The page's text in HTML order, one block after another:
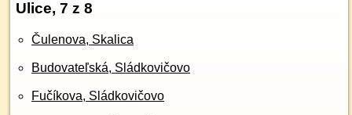
Ulice, 7 z 8
Čulenova, Skalica
Budovateľská, Sládkovičovo
Fučíkova, Sládkovičovo